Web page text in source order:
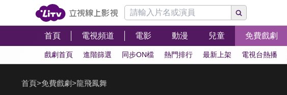
首頁 電視頻道 電影 動漫 兒童 免費戲劇
戲劇首頁 進階篩選 同步ON檔 熱門排行 最新上架 電視台熱播
首頁>免費戲劇>龍飛鳳舞